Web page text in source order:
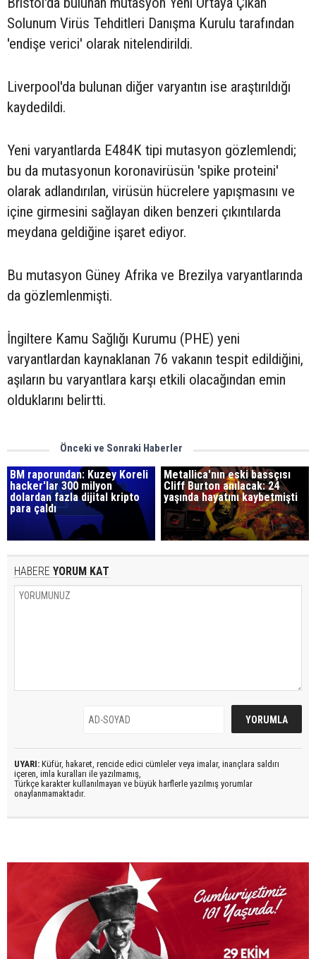
Solunum Virüs Tehditleri Danışma Kurulu tarafından
'endişe verici' olarak nitelendirildi.
Liverpool'da bulunan diğer varyantın ise araştırıldığı
kaydedildi.
Yeni varyantlarda E484K tipi mutasyon gözlemlendi;
bu da mutasyonun koronavirüsün 'spike proteini'
olarak adlandırılan, virüsün hücrelere yapışmasını ve
içine girmesini sağlayan diken benzeri çıkıntılarda
meydana geldiğine işaret ediyor.
Bu mutasyon Güney Afrika ve Brezilya varyantlarında
da gözlemlenmişti.
İngiltere Kamu Sağlığı Kurumu (PHE) yeni
varyantlardan kaynaklanan 76 vakanın tespit edildiğini,
aşıların bu varyantlara karşı etkili olacağından emin
olduklarını belirtti.
Önceki ve Sonraki Haberler
BM raporundan: Kuzey Koreli
hacker'lar 300 milyon
dolardan fazla dijital kripto
para çaldı
Metallica'nın eski bassçısı
Cliff Burton anılacak: 24
yaşında hayatını kaybetmişti
HABERE YORUM KAT
UYARI: Küfür, hakaret, rencide edici cümleler veya imalar, inançlara saldırı
içeren, imla kuralları ile yazılmamış,
Türkçe karakter kullanılmayan ve büyük harflerle yazılmış yorumlar
onaylanmamaktadır.